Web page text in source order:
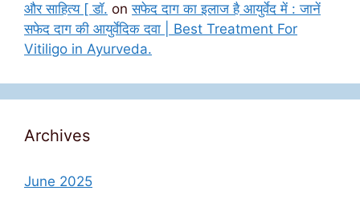
और साहित्य [ डॉ. onसफेद दाग का इलाज है आयुर्वेद में : जानें
सफेद दाग की आयुर्वेदिक दवा | Best Treatment For
Vitiligo in Ayurveda.
Archives
June 2025